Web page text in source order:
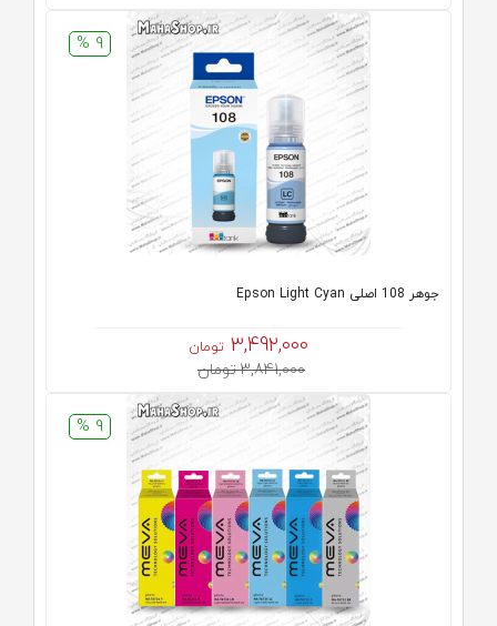
9 %
جوهر 108 اصلی Epson Light Cyan
3,492,000 تومان
3,841,000 تومان
9 %